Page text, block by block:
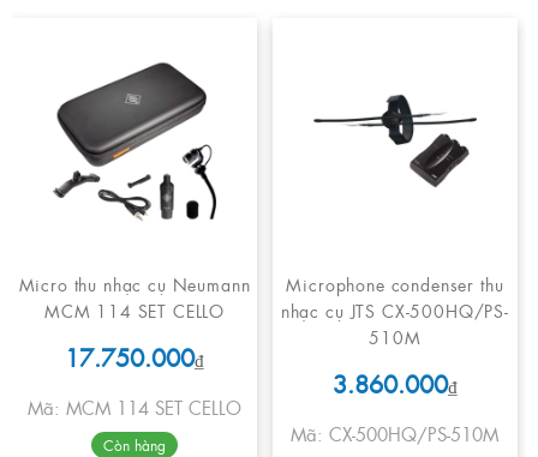
Micro thu nhạc cụ Neumann
MCM 114 SET CELLO
17.750.000₫
Mã: MCM 114 SET CELLO
Còn hàng
Microphone condenser thu
nhạc cụ JTS CX-500HQ/PS-
510M
3.860.000₫
Mã: CX-500HQ/PS-510M